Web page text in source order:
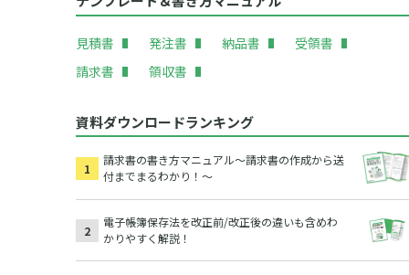
見積書 発注書 納品書
受領書
請求書
領収書
資料ダウンロードランキング
請求書の書き方マニュアル～請求書の作成から送
付までまるわかり！～
電子帳簿保存法を改正前/改正後の違いも含めわ
かりやすく解説！